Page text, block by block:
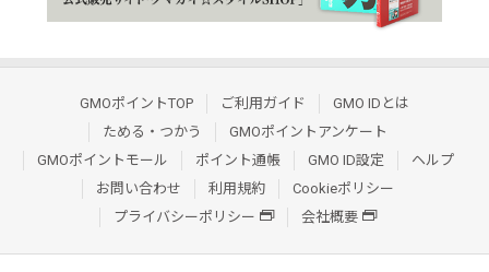
GMOポイントTOP ご利用ガイド
GMO IDとは
ためる・つかう
GMOポイントアンケート
GMOポイントモール
ポイント通帳 GMO ID設定
ヘルプ
お問い合わせ
利用規約
Cookieポリシー
プライバシーポリシー
会社概要